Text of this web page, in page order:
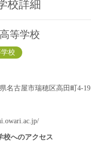
校詳細
等学校
校
名古屋市瑞穂区高田町4-19
校へのアクセス